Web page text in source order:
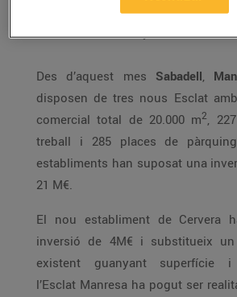
quals són dones i més
els 35 anys.
Des d’aquest mes Sabadell,
disposen de tres nous Esclat
comercial total de 20.000 m2,
treball i 285 places de
establiments han suposat una
21 M€.
El nou establiment de Cervera
inversió de 4M€ i substitueix
existent guanyant superfície i
l’Esclat Manresa ha pogut ser